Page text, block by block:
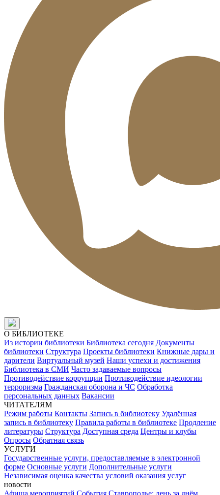
О БИБЛИОТЕКЕ
Из истории библиотеки Библиотека сегодня Документы
библиотеки Структура Проекты библиотеки Книжные дары и
дарители Виртуальный музей Наши успехи и достижения
Библиотека в СМИ Часто задаваемые вопросы
Противодействие коррупции Противодействие идеологии
терроризма Гражданская оборона и ЧС Обработка
персональных данных Вакансии
ЧИТАТЕЛЯМ
Режим работы Контакты Запись в библиотеку Удалённая
запись в библиотеку Правила работы в библиотеке Продление
литературы Структура Доступная среда Центры и клубы
Опросы Обратная связь
УСЛУГИ
Государственные услуги, предоставляемые в электронной
форме Основные услуги Дополнительные услуги
Независимая оценка качества условий оказания услуг
новости
Афиша мероприятий События Ставрополье: день за днём